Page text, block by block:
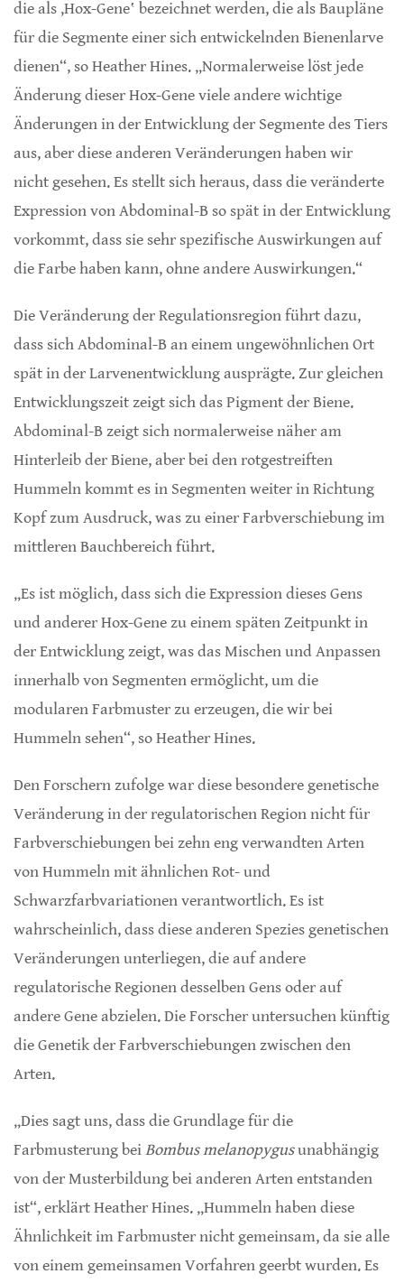
die als ‚Hox-Gene‛ bezeichnet werden, die als Baupläne
für die Segmente einer sich entwickelnden Bienenlarve
dienen“, so Heather Hines. „Normalerweise löst jede
Änderung dieser Hox-Gene viele andere wichtige
Änderungen in der Entwicklung der Segmente des Tiers
aus, aber diese anderen Veränderungen haben wir
nicht gesehen. Es stellt sich heraus, dass die veränderte
Expression von Abdominal-B so spät in der Entwicklung
vorkommt, dass sie sehr spezifische Auswirkungen auf
die Farbe haben kann, ohne andere Auswirkungen.“
Die Veränderung der Regulationsregion führt dazu,
dass sich Abdominal-B an einem ungewöhnlichen Ort
spät in der Larvenentwicklung ausprägte. Zur gleichen
Entwicklungszeit zeigt sich das Pigment der Biene.
Abdominal-B zeigt sich normalerweise näher am
Hinterleib der Biene, aber bei den rotgestreiften
Hummeln kommt es in Segmenten weiter in Richtung
Kopf zum Ausdruck, was zu einer Farbverschiebung im
mittleren Bauchbereich führt.
„Es ist möglich, dass sich die Expression dieses Gens
und anderer Hox-Gene zu einem späten Zeitpunkt in
der Entwicklung zeigt, was das Mischen und Anpassen
innerhalb von Segmenten ermöglicht, um die
modularen Farbmuster zu erzeugen, die wir bei
Hummeln sehen“, so Heather Hines.
Den Forschern zufolge war diese besondere genetische
Veränderung in der regulatorischen Region nicht für
Farbverschiebungen bei zehn eng verwandten Arten
von Hummeln mit ähnlichen Rot- und
Schwarzfarbvariationen verantwortlich. Es ist
wahrscheinlich, dass diese anderen Spezies genetischen
Veränderungen unterliegen, die auf andere
regulatorische Regionen desselben Gens oder auf
andere Gene abzielen. Die Forscher untersuchen künftig
die Genetik der Farbverschiebungen zwischen den
Arten.
„Dies sagt uns, dass die Grundlage für die
Farbmusterung beiBombus melanopygusunabhängig
von der Musterbildung bei anderen Arten entstanden
ist“, erklärt Heather Hines. „Hummeln haben diese
Ähnlichkeit im Farbmuster nicht gemeinsam, da sie alle
von einem gemeinsamen Vorfahren geerbt wurden. Es